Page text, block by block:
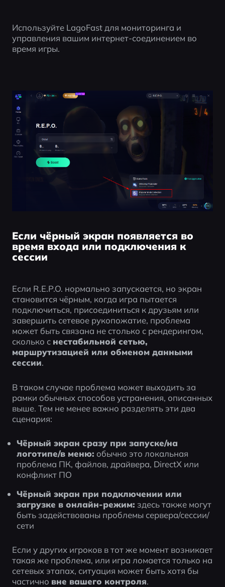
Используйте LagoFast для мониторинга и
управления вашим интернет-соединением во
время игры.
Если чёрный экран появляется во
время входа или подключения к
сессии
Если R.E.P.O. нормально запускается, но экран
становится чёрным, когда игра пытается
подключиться, присоединиться к друзьям или
завершить сетевое рукопожатие, проблема
может быть связана не столько с рендерингом,
сколько с нестабильной сетью,
маршрутизацией или обменом данными
сессии.
В таком случае проблема может выходить за
рамки обычных способов устранения, описанных
выше. Тем не менее важно разделять эти два
сценария:
Чёрный экран сразу при запуске/на
логотипе/в меню: обычно это локальная
проблема ПК, файлов, драйвера, DirectX или
конфликт ПО
Чёрный экран при подключении или
загрузке в онлайн-режим: здесь также могут
быть задействованы проблемы сервера/сессии/
сети
Если у других игроков в тот же момент возникает
такая же проблема, или игра ломается только на
сетевых этапах, ситуация может быть хотя бы
частично вне вашего контроля.